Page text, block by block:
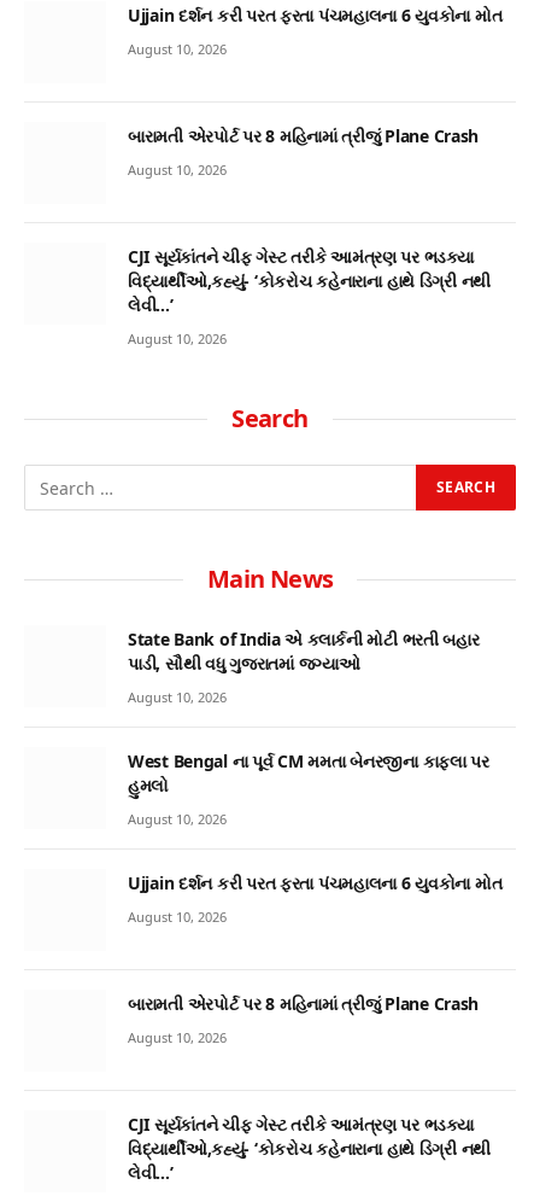
Ujjain દર્શન કરી પરત ફરતા પંચમહાલના 6 યુવકોના મોત
August 10, 2026
બારામતી એરપોર્ટ પર 8 મહિનામાં ત્રીજું Plane Crash
August 10, 2026
CJI સૂર્યકાંતને ચીફ ગેસ્ટ તરીકે આમંત્રણ પર ભડક્યા
વિદ્યાર્થીઓ,કહ્યું- ‘કોકરોચ કહેનારાના હાથે ડિગ્રી નથી
લેવી…’
August 10, 2026
Search
Main News
State Bank of India એ ક્લાર્કની મોટી ભરતી બહાર
પાડી, સૌથી વધુ ગુજરાતમાં જગ્યાઓ
August 10, 2026
West Bengal ના પૂર્વ CM મમતા બેનરજીના કાફલા પર
હુમલો
August 10, 2026
Ujjain દર્શન કરી પરત ફરતા પંચમહાલના 6 યુવકોના મોત
August 10, 2026
બારામતી એરપોર્ટ પર 8 મહિનામાં ત્રીજું Plane Crash
August 10, 2026
CJI સૂર્યકાંતને ચીફ ગેસ્ટ તરીકે આમંત્રણ પર ભડક્યા
વિદ્યાર્થીઓ,કહ્યું- ‘કોકરોચ કહેનારાના હાથે ડિગ્રી નથી
લેવી…’